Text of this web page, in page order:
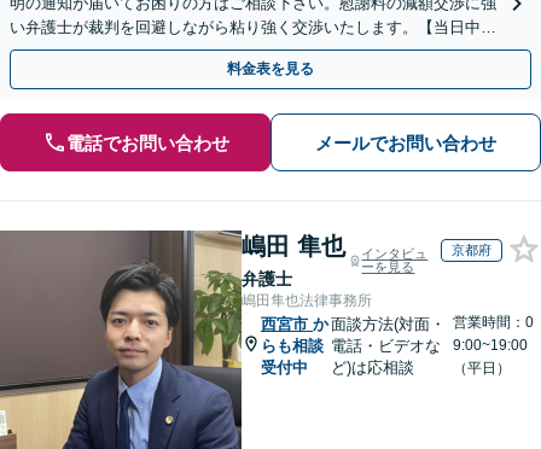
い弁護士が裁判を回避しながら粘り強く交渉いたします。【当日中の
相談可(予約制)】【関西全域対応】
料金表を見る
電話でお問い合わせ メールでお問い合わせ
嶋田 隼也
弁護士
インタビュ
ーを見る
京都府
嶋田隼也法律事務所
西宮市 か
らも相談
受付中
面談方法(対面・
電話・ビデオな
ど)は応相談
営業時間：0
9:00~19:00
（平日）